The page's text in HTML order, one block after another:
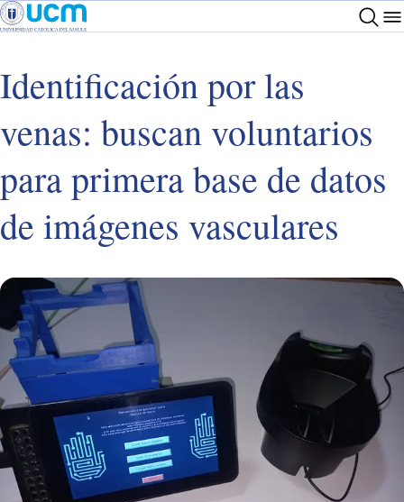
Identificación por las
venas: buscan voluntarios
para primera base de datos
de imágenes vasculares